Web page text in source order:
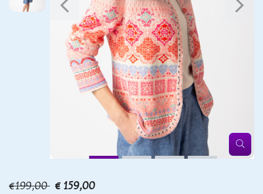
€199,00 € 159,00